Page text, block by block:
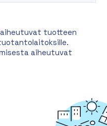
tuotteen
aiheutuvat